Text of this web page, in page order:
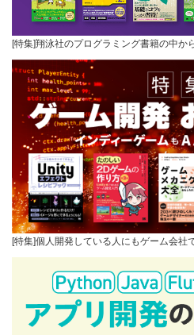
[特集]翔泳社のプログラミング書籍の中
[特集]個人開発している人にもゲーム会